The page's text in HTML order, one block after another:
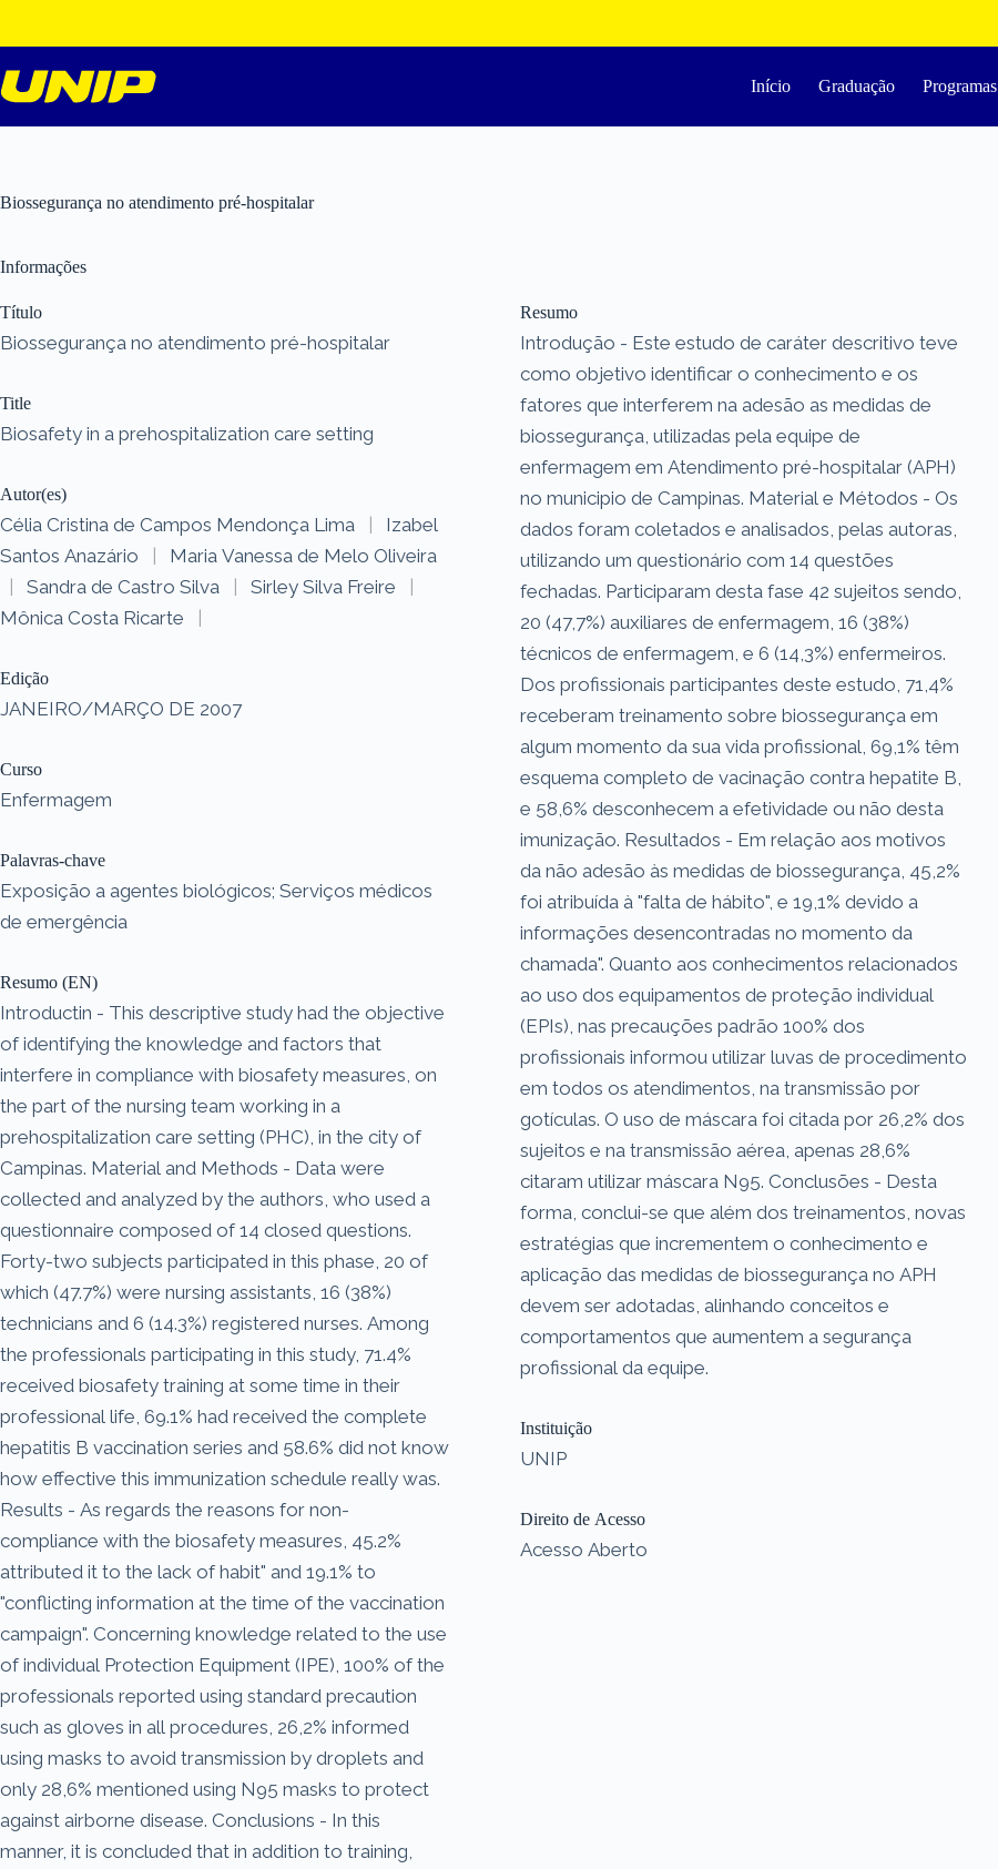
o
conteúdo
Início Graduação Programas
Biossegurança no atendimento pré-hospitalar
Informações
Título
Biossegurança no atendimento pré-hospitalar
Title
Biosafety in a prehospitalization care setting
Autor(es)
Célia Cristina de Campos Mendonça Lima |
Izabel
Santos Anazário
|
Maria Vanessa de Melo Oliveira
|
Sandra de Castro Silva | Sirley Silva Freire
|
Mônica Costa Ricarte
|
Edição
JANEIRO/MARÇO DE 2007
Curso
Enfermagem
Palavras-chave
Exposição a agentes biológicos; Serviços médicos
de emergência
Resumo (EN)
Introductin - This descriptive study had the objective
of identifying the knowledge and factors that
interfere in compliance with biosafety measures, on
the part of the nursing team working in a
prehospitalization care setting (PHC), in the city of
Campinas. Material and Methods - Data were
collected and analyzed by the authors, who used a
questionnaire composed of 14 closed questions.
Forty-two subjects participated in this phase, 20 of
which (47.7%) were nursing assistants, 16 (38%)
technicians and 6 (14.3%) registered nurses. Among
the professionals participating in this study, 71.4%
received biosafety training at some time in their
professional life, 69.1% had received the complete
hepatitis B vaccination series and 58.6% did not know
how effective this immunization schedule really was.
Results - As regards the reasons for non-
compliance with the biosafety measures, 45.2%
attributed it to the lack of habit" and 19.1% to
"conflicting information at the time of the vaccination
campaign". Concerning knowledge related to the use
of individual Protection Equipment (IPE), 100% of the
professionals reported using standard precaution
such as gloves in all procedures, 26,2% informed
using masks to avoid transmission by droplets and
only 28,6% mentioned using N95 masks to protect
against airborne disease. Conclusions - In this
manner, it is concluded that in addition to training,
Resumo
Introdução - Este estudo de caráter descritivo teve
como objetivo identificar o conhecimento e os
fatores que interferem na adesão as medidas de
biossegurança, utilizadas pela equipe de
enfermagem em Atendimento pré-hospitalar (APH)
no municipio de Campinas. Material e Métodos - Os
dados foram coletados e analisados, pelas autoras,
utilizando um questionário com 14 questões
fechadas. Participaram desta fase 42 sujeitos sendo,
20 (47,7%) auxiliares de enfermagem, 16 (38%)
técnicos de enfermagem, e 6 (14,3%) enfermeiros.
Dos profissionais participantes deste estudo, 71,4%
receberam treinamento sobre biossegurança em
algum momento da sua vida profissional, 69,1% têm
esquema completo de vacinação contra hepatite B,
e 58,6% desconhecem a efetividade ou não desta
imunização. Resultados - Em relação aos motivos
da não adesão às medidas de biossegurança, 45,2%
foi atribuída à "falta de hábito", e 19,1% devido a
informações desencontradas no momento da
chamada". Quanto aos conhecimentos relacionados
ao uso dos equipamentos de proteção individual
(EPIs), nas precauções padrão 100% dos
profissionais informou utilizar luvas de procedimento
em todos os atendimentos, na transmissão por
gotículas. O uso de máscara foi citada por 26,2% dos
sujeitos e na transmissão aérea, apenas 28,6%
citaram utilizar máscara N95. Conclusões - Desta
forma, conclui-se que além dos treinamentos, novas
estratégias que incrementem o conhecimento e
aplicação das medidas de biossegurança no APH
devem ser adotadas, alinhando conceitos e
comportamentos que aumentem a segurança
profissional da equipe.
Instituição
UNIP
Direito de Acesso
Acesso Aberto